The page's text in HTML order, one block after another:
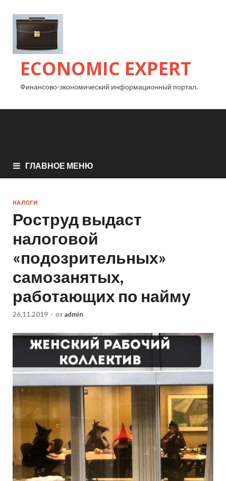
ECONOMIC EXPERT
Финансово-экономический информационный портал.
ГЛАВНОЕ МЕНЮ
НАЛОГИ
Роструд выдаст
налоговой
«подозрительных»
самозанятых,
работающих по найму
26.11.2019 - от admin